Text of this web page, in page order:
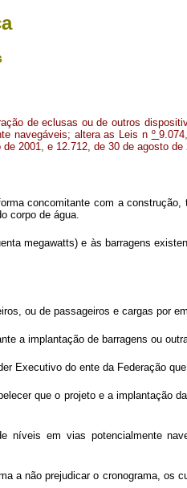
de eclusas ou de outros
navegáveis; altera as Leis n º
2001, e 12.712, de 30 de agosto
concomitante com a
corpo de água.
megawatts) e às barragens
ou de passageiros e cargas por
a implantação de barragens ou
Executivo do ente da Federação
que o projeto e a implantação
em vias potencialmente
a não prejudicar o cronograma, os